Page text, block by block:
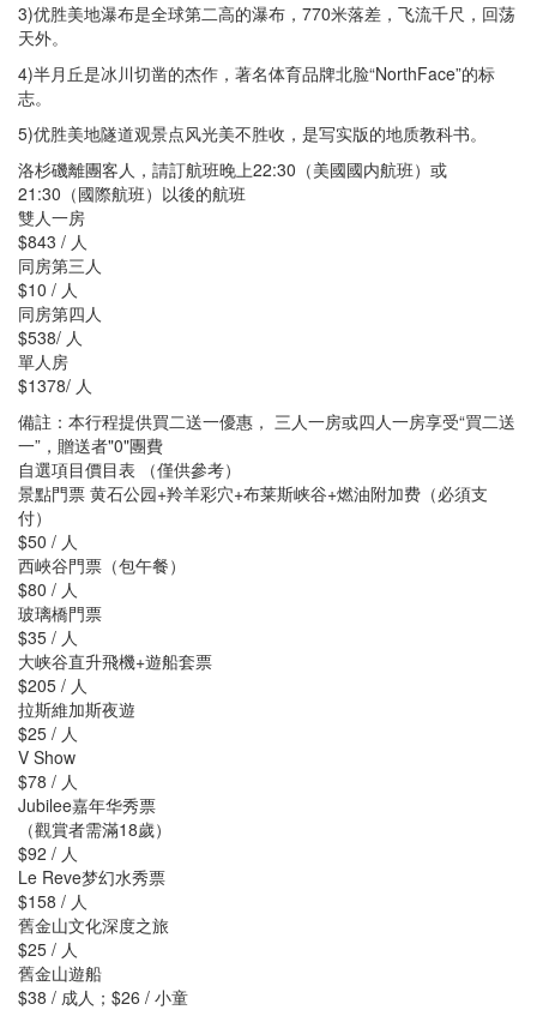
3)优胜美地瀑布是全球第二高的瀑布，770米落差，飞流千尺，回荡
天外。
4)半月丘是冰川切凿的杰作，著名体育品牌北脸“NorthFace”的标
志。
5)优胜美地隧道观景点风光美不胜收，是写实版的地质教科书。
洛杉磯離團客人，請訂航班晚上22:30（美國國内航班）或
21:30（國際航班）以後的航班
雙人一房
$843 / 人
同房第三人
$10 / 人
同房第四人
$538/ 人
單人房
$1378/ 人
備註：本行程提供買二送一優惠， 三人一房或四人一房享受“買二送
一”，贈送者"0"團費
自選項目價目表 （僅供參考）
景點門票 黄石公园+羚羊彩穴+布莱斯峡谷+燃油附加费（必須支
付）
$50 / 人
西峽谷門票（包午餐）
$80 / 人
玻璃橋門票
$35 / 人
大峡谷直升飛機+遊船套票
$205 / 人
拉斯維加斯夜遊
$25 / 人
V Show
$78 / 人
Jubilee嘉年华秀票
（觀賞者需滿18歲）
$92 / 人
Le Reve梦幻水秀票
$158 / 人
舊金山文化深度之旅
$25 / 人
舊金山遊船
$38 / 成人；$26 / 小童